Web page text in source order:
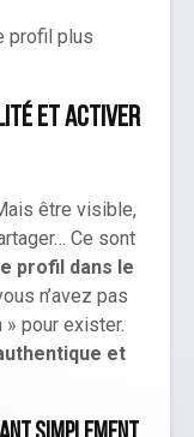
profil plus
et activer
être visible,
Ce sont
profil dans le
n’avez pas
» pour exister.
et